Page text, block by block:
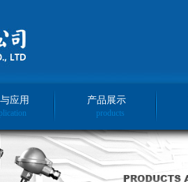
应用 产品展示
products